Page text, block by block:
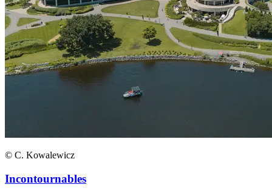
© C. Kowalewicz
Incontournables